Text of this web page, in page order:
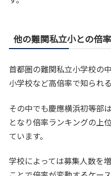
他の難関私立小との倍
首都圏の難関私立小学校の
小学校など高倍率で知られ
その中でも慶應横浜初等部
となり倍率ランキングの上
ています。
学校によっては募集人数を